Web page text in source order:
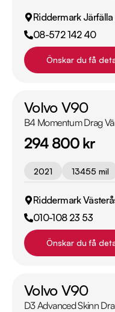
Riddermark Järfälla
08-572 142 40
Önskar du få
Volvo V90
B4 Momentum Drag
294 800 kr
2021 13455 mil
Riddermark
010-108 23 53
Önskar du få
Volvo V90
D3 Advanced Skinn